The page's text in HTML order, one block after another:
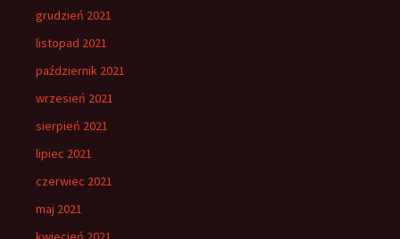
grudzień 2021
listopad 2021
październik 2021
wrzesień 2021
sierpień 2021
lipiec 2021
czerwiec 2021
maj 2021